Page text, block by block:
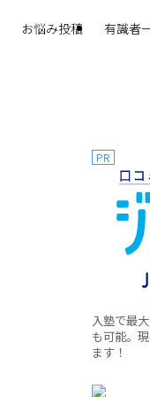
お悩み投稿 有識者
PR
入塾で最
も可能。
ます！